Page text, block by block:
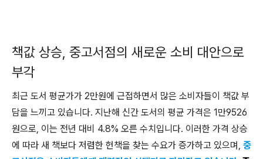
책값 상승, 중고서점의 새로운 소비 대안으로
부각
최근 도서 평균가가 2만원에 근접하면서 많은 소비자들이 책값 부
담을 느끼고 있습니다. 지난해 신간 도서의 평균 가격은 1만9526
원으로, 이는 전년 대비 4.8% 오른 수치입니다. 이러한 가격 상승
에 따라 새 책보다 저렴한 헌책을 찾는 수요가 증가하고 있으며, 중